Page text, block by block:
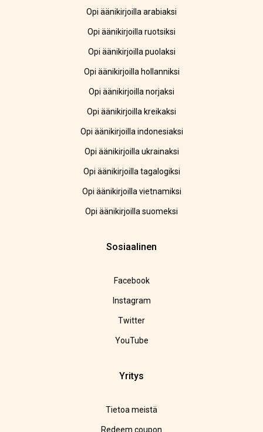
Opi äänikirjoilla arabiaksi
Opi äänikirjoilla ruotsiksi
Opi äänikirjoilla puolaksi
Opi äänikirjoilla hollanniksi
Opi äänikirjoilla norjaksi
Opi äänikirjoilla kreikaksi
Opi äänikirjoilla indonesiaksi
Opi äänikirjoilla ukrainaksi
Opi äänikirjoilla tagalogiksi
Opi äänikirjoilla vietnamiksi
Opi äänikirjoilla suomeksi
Sosiaalinen
Facebook
Instagram
Twitter
YouTube
Yritys
Tietoa meistä
Redeem coupon